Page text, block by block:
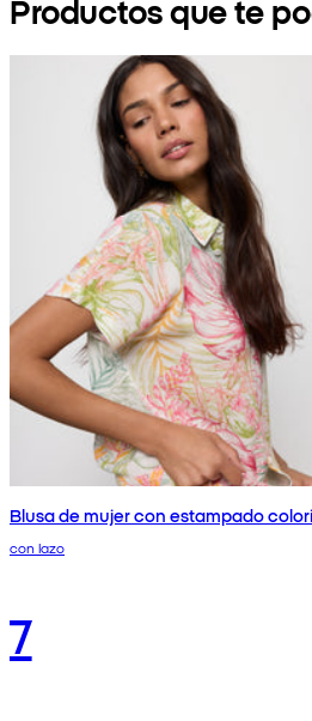
Productos que te
Blusa de mujer con estampado
con lazo
7